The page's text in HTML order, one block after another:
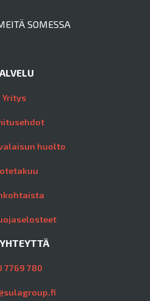
SOMESSA
Yritys
huolto
7769 780